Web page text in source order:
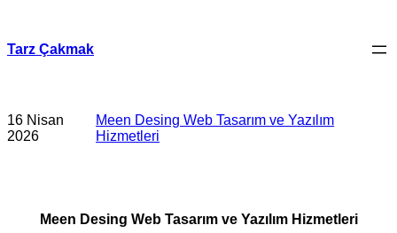
Tarz Çakmak
16 Nisan
2026
Meen Desing Web Tasarım ve Yazılım
Hizmetleri
Meen Desing Web Tasarım ve Yazılım Hizmetleri